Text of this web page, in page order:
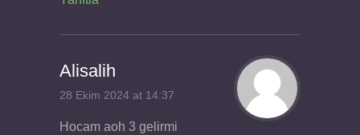
Alisalih
28 Ekim 2024 at 14:37
Hocam aoh 3 gelirmi